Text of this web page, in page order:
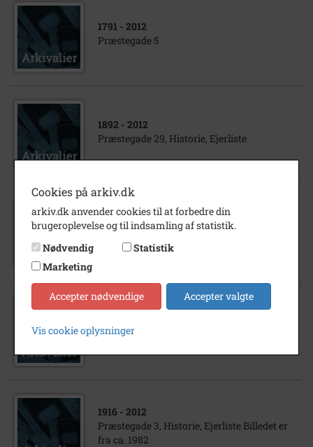
1791 - 2012
Præstegade 5
1892 - 2012
Præstegade 29, Historie, Ejerliste
1879- 2012
1882- 2012
Præstegade 27, Historie, Ejerliste
1916 - 2012
Præstegade 3, Historie, Ejerliste Billedet er
fra ca. 1982
Cookies på arkiv.dk
arkiv.dk anvender cookies til at forbedre din
brugeroplevelse og til indsamling af statistik.
Nødvendig
Statistik
Marketing
Accepter nødvendige Accepter valgte
Vis cookie oplysninger